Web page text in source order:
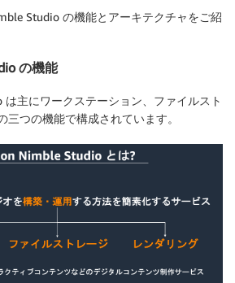
Studio の機能とアーキテクチャをご紹
の機能
主にワークステーション、ファイルスト
三つの機能で構成されています。